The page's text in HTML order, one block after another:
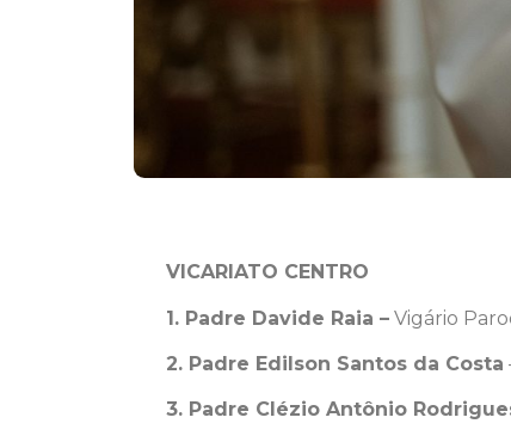
VICARIATO CENTRO
1. Padre Davide Raia – Vigário
2. Padre Edilson Santos da Costa
3. Padre Clézio Antônio